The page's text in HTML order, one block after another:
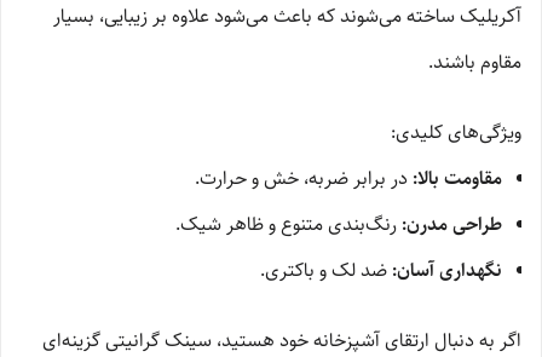
آکریلیک ساخته می‌شوند که باعث می‌شود علاوه بر زیبایی، بسیار
مقاوم باشند.
ویژگی‌های کلیدی:
مقاومت بالا: در برابر ضربه، خش و حرارت.
طراحی مدرن: رنگ‌بندی متنوع و ظاهر شیک.
نگهداری آسان: ضد لک و باکتری.
اگر به دنبال ارتقای آشپزخانه خود هستید، سینک گرانیتی گزینه‌ای